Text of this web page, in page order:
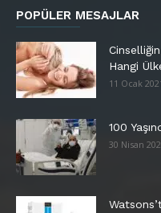
POPÜLER MESAJLAR
Hangi
11 Ocak
100
30 Nisan